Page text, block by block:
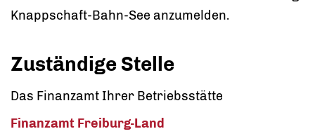
Knappschaft-Bahn-See anzumelden.
Zuständige Stelle
Das Finanzamt Ihrer Betriebsstätte
Finanzamt Freiburg-Land